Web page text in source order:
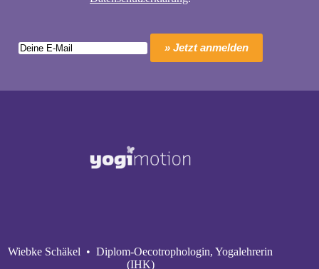
Wiebke Schäkel • Diplom-Oecotrophologin, Yogalehrerin
(IHK)